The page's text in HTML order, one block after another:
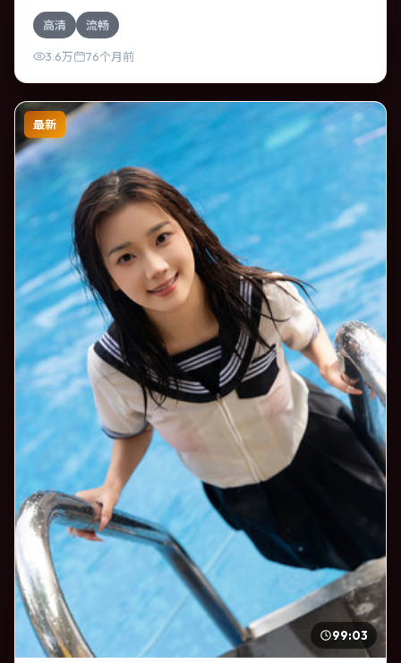
赞达亚的对手戏尤为出彩。导演诺兰善于在长镜头中积蓄张
力，本片亦在中国台湾实地取景，增强真实质感。
高清 流畅
3.6万 76个月前
最新
99:03